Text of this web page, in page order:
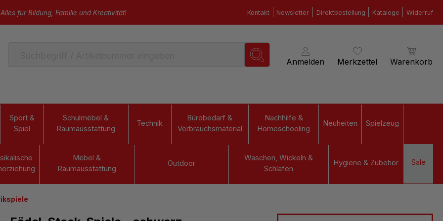
Alles für Bildung, Familie und Kreativität! Kontakt Newsletter Direktbestellung Kataloge Widerruf
Anmelden Merkzettel Warenkorb
Sport &
Spiel
Schulmöbel &
Raumausstattung
Technik
Bürobedarf &
Verbrauchsmaterial
Nachhilfe &
Homeschooling
Neuheiten Spielzeug
Möbel &
Raumausstattung
Outdoor
Waschen, Wickeln &
Schlafen
Hygiene & Zubehör Sale